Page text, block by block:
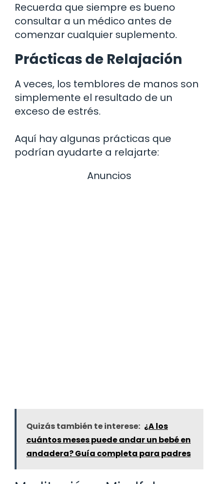
Recuerda que siempre es bueno
consultar a un médico antes de
comenzar cualquier suplemento.
Prácticas de Relajación
A veces, los temblores de manos son
simplemente el resultado de un
exceso de estrés.
Aquí hay algunas prácticas que
podrían ayudarte a relajarte:
Anuncios
Quizás también te interese: ¿A los
cuántos meses puede andar un bebé en
andadera? Guía completa para padres